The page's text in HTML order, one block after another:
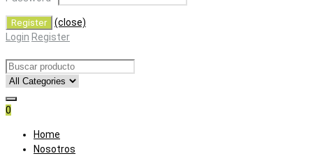
(close)
Login Register
0
Skip
Home
Nosotros